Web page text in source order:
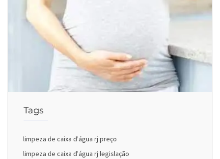
Tags
limpeza de caixa d'água rj preço
limpeza de caixa d'água rj legislação